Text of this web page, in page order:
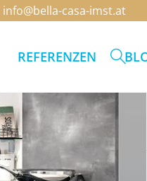
info@bella-casa-imst.at
REFERENZEN